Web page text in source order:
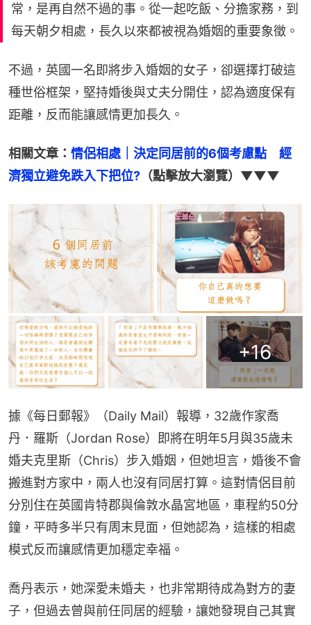
常，是再自然不過的事。從一起吃飯、分擔家務，到
每天朝夕相處，長久以來都被視為婚姻的重要象徵。
不過，英國一名即將步入婚姻的女子，卻選擇打破這
種世俗框架，堅持婚後與丈夫分開住，認為適度保有
距離，反而能讓感情更加長久。
相關文章： 情侶相處｜決定同居前的6個考慮點　經
濟獨立避免跌入下把位? （點擊放大瀏覽）▼▼▼
+16
據《每日郵報》（Daily Mail）報導，32歲作家喬
丹．羅斯（Jordan Rose）即將在明年5月與35歲未
婚夫克里斯（Chris）步入婚姻，但她坦言，婚後不會
搬進對方家中，兩人也沒有同居打算。這對情侶目前
分別住在英國肯特郡與倫敦水晶宮地區，車程約50分
鐘，平時多半只有周末見面，但她認為，這樣的相處
模式反而讓感情更加穩定幸福。
喬丹表示，她深愛未婚夫，也非常期待成為對方的妻
子，但過去曾與前任同居的經驗，讓她發現自己其實